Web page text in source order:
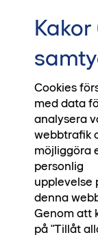
Vi skapar
ögonblick
När du
från den
som har
blandat
biologisk
och med
bredvid.
ska stå pall i
Cookies
med data
analysera
webbtrafik
möjliggöra
personlig
upplevelse
denna
Genom att
på "Tillåt